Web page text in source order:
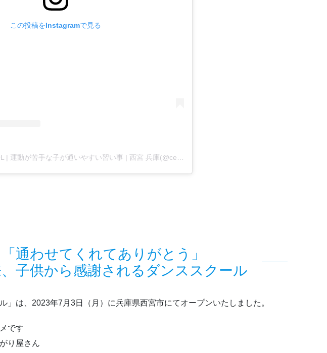
この投稿をInstagramで見る
「通わせてくれてありがとう」
、子供から感謝されるダンススクール
」は、2023年7月3日（月）に兵庫県西宮市にてオープンいたしました。
です
り屋さん